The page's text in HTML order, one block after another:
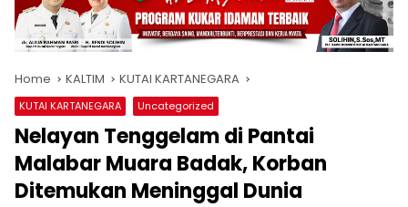
Home KALTIM KUTAI KARTANEGARA
KUTAI KARTANEGARA Uncategorized
Nelayan Tenggelam di Pantai
Malabar Muara Badak, Korban
Ditemukan Meninggal Dunia